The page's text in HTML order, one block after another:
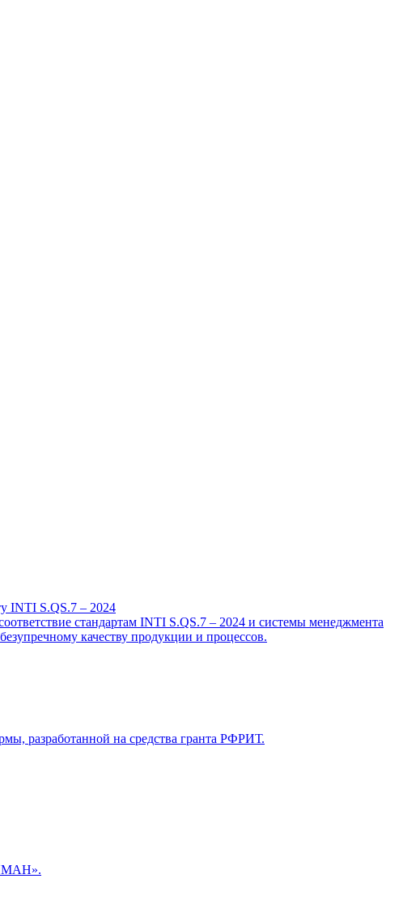
INTI S.QS.7 – 2024
стандартам INTI S.QS.7 – 2024 и системы менеджмента
качеству продукции и процессов.
разработанной на средства гранта РФРИТ.